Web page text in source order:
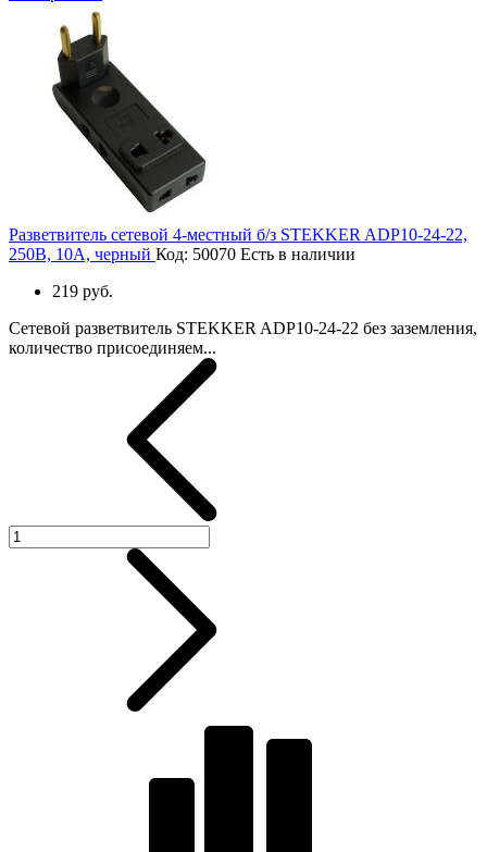
Разветвитель сетевой 4-местный б/з STEKKER ADP10-24-22,
250В, 10A, черный Код: 50070 Есть в наличии
219 руб.
Сетевой разветвитель STEKKER ADP10-24-22 без заземления,
количество присоединяем...